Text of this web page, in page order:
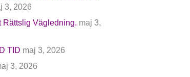
3, 2026
Rättslig Vägledning. maj 3,
TID maj 3, 2026
3, 2026